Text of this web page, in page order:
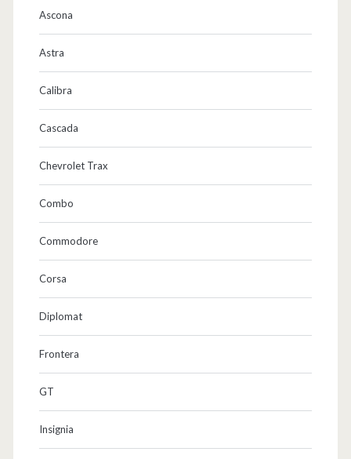
Ascona
Astra
Calibra
Cascada
Chevrolet Trax
Combo
Commodore
Corsa
Diplomat
Frontera
GT
Insignia